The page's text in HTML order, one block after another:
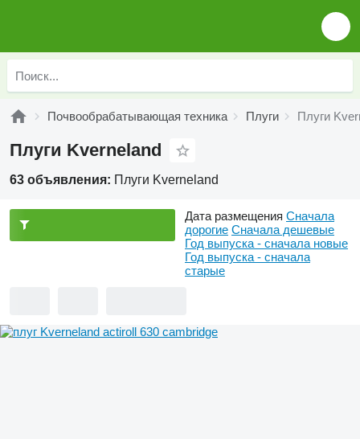
Почвообрабатывающая техника Плуги Плуги
Плуги Kverneland
63 объявления: Плуги Kverneland
Дата размещения Сначала
дорогие Сначала дешевые
Год выпуска - сначала новые
Год выпуска - сначала
старые